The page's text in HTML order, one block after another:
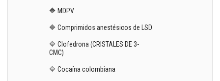
🔷 MDPV
🔷 Comprimidos anestésicos de LSD
🔷 Clofedrona (CRISTALES DE 3-
CMC)
🔷 Cocaína colombiana